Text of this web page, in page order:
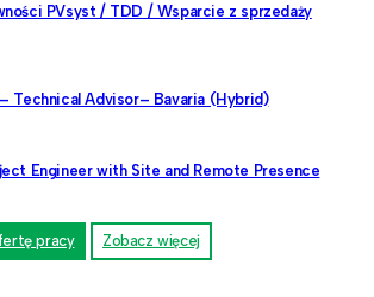
PVsyst / TDD / Wsparcie z sprzedaży
Technical Advisor– Bavaria (Hybrid)
Engineer with Site and Remote Presence
pracy Zobacz więcej